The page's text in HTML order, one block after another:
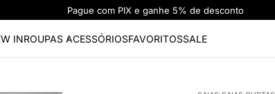
Parcele sua compra em até 6x sem juros
INROUPAS ACESSÓRIOSFAVORITOSSALE